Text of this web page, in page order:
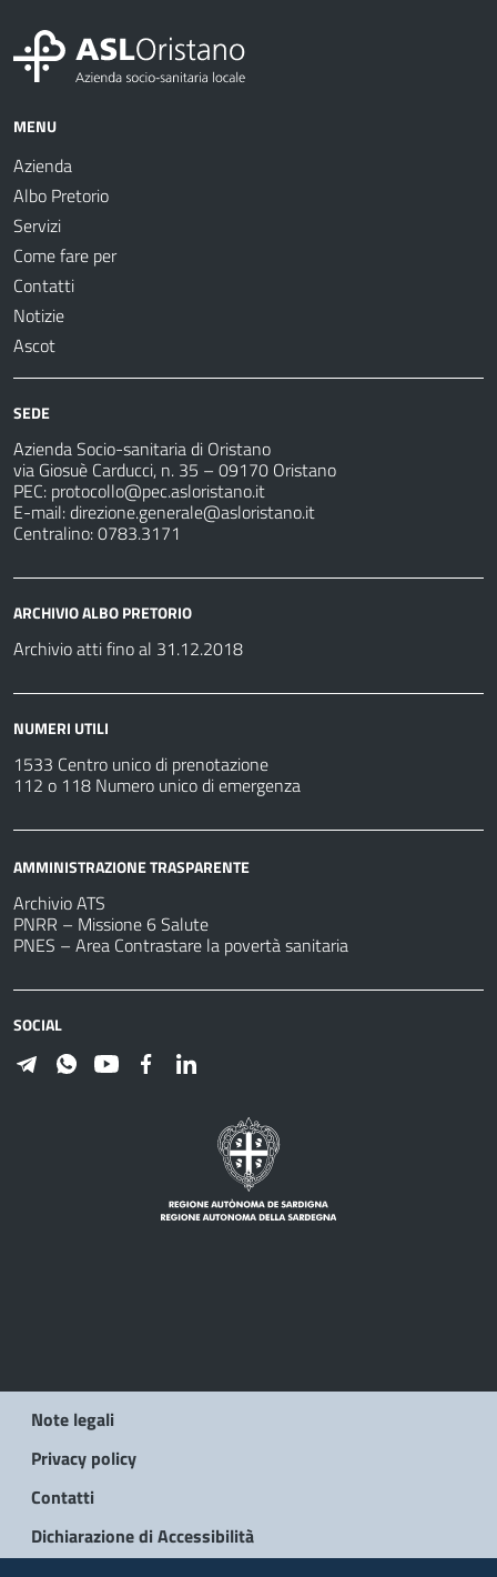
MENU
Azienda
Albo Pretorio
Servizi
Come fare per
Contatti
Notizie
Ascot
SEDE
Azienda Socio-sanitaria di Oristano
via Giosuè Carducci, n. 35 – 09170 Oristano
PEC: protocollo@pec.asloristano.it
E-mail:direzione.generale@asloristano.it
Centralino: 0783.3171
ARCHIVIO ALBO PRETORIO
Archivio atti fino al 31.12.2018
NUMERI UTILI
1533 Centro unico di prenotazione
112 o 118 Numero unico di emergenza
AMMINISTRAZIONE TRASPARENTE
Archivio ATS
PNRR – Missione 6 Salute
PNES – Area Contrastare la povertà sanitaria
SOCIAL
Note legali
Privacy policy
Contatti
Dichiarazione di Accessibilità